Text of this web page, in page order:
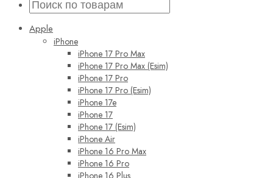
Apple
iPhone
iPhone 17 Pro Max
iPhone 17 Pro Max (Esim)
iPhone 17 Pro
iPhone 17 Pro (Esim)
iPhone 17e
iPhone 17
iPhone 17 (Esim)
iPhone Air
iPhone 16 Pro Max
iPhone 16 Pro
iPhone 16 Plus